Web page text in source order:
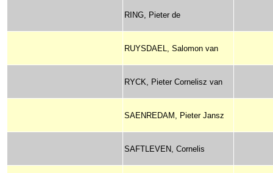
RING, Pieter de
RUYSDAEL, Salomon van
RYCK, Pieter Cornelisz van
SAENREDAM, Pieter Jansz
SAFTLEVEN, Cornelis